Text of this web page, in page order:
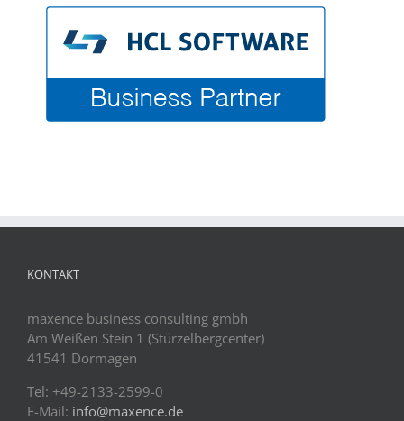
KONTAKT
maxence business consulting gmbh
Am Weißen Stein 1 (Stürzelbergcenter)
41541 Dormagen
Tel: +49-2133-2599-0
E-Mail: info@maxence.de